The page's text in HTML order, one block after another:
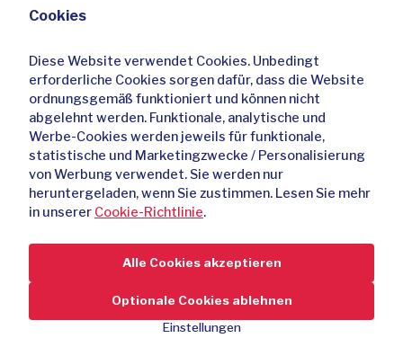
Alle Angebote
Wecker
4,10 / 5 35 Bewertungen
Bereits 210 mal gekauft
Cookies
Diese Website verwendet Cookies. Unbedingt
erforderliche Cookies sorgen dafür, dass die Website
ordnungsgemäß funktioniert und können nicht
abgelehnt werden. Funktionale, analytische und
Werbe-Cookies werden jeweils für funktionale,
statistische und Marketingzwecke / Personalisierung
von Werbung verwendet. Sie werden nur
heruntergeladen, wenn Sie zustimmen. Lesen Sie mehr
in unserer Cookie-Richtlinie.
Alle Cookies akzeptieren
Optionale Cookies ablehnen
Einstellungen